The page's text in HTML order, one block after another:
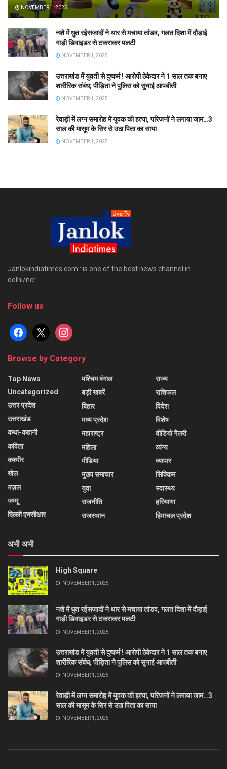
NOVEMBER 1, 2025
नशे में धुत रईसजादों ने थार से मचाया तांडव, गलत दिशा में दौड़ाई
गाड़ी डिवाइडर से टकराकर पलटी
NOVEMBER 1, 2025
उत्तराखंड में युवती से दुष्कर्म ! आरोपी ठेकेदार ने 1 साल तक बनाए
शारीरिक संबंध; पीड़िता ने पुलिस को सुनाई आपबीती
NOVEMBER 1, 2025
रेवाड़ी में लग्न समारोह में युवक की हत्या, परिजनों ने लगाया जाम…3
साल की मासूम के सिर से उठा पिता का साया
NOVEMBER 1, 2025
Janlokindiatimes.com : is one of the best news channel in
delhi/ncr
Follow us
facebook
x instagram
Browse by Category
Top News
Uncategorized
उत्तर प्रदेश
उत्तराखंड
कथा-कहानी
कविता
कश्मीर
खेल
ग़ज़ल
जम्मू
दिल्ली एनसीआर
पश्चिम बंगाल
बड़ी खबरें
बिहार
मध्य प्रदेश
महाराष्ट्र
महिला
मीडिया
मुख्य समाचार
युवा
राजनीति
राजस्थान
राज्य
राशिफल
विदेश
विशेष
वीडियो गैलरी
व्यंग्य
व्यापार
सिक्किम
स्वास्थ्य
हरियाणा
हिमाचल प्रदेश
अभी अभी
High Square
NOVEMBER 1, 2025
नशे में धुत रईसजादों ने थार से मचाया तांडव, गलत दिशा में दौड़ाई
गाड़ी डिवाइडर से टकराकर पलटी
NOVEMBER 1, 2025
उत्तराखंड में युवती से दुष्कर्म ! आरोपी ठेकेदार ने 1 साल तक बनाए
शारीरिक संबंध; पीड़िता ने पुलिस को सुनाई आपबीती
NOVEMBER 1, 2025
रेवाड़ी में लग्न समारोह में युवक की हत्या, परिजनों ने लगाया जाम…3
साल की मासूम के सिर से उठा पिता का साया
NOVEMBER 1, 2025